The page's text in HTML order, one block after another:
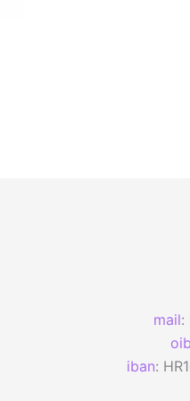
mail:
oib
iban: